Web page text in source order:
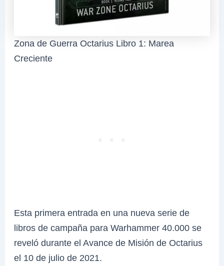
Zona de Guerra Octarius Libro 1: Marea
Creciente
Esta primera entrada en una nueva serie de
libros de campaña para Warhammer 40.000 se
reveló durante el Avance de Misión de Octarius
el 10 de julio de 2021.